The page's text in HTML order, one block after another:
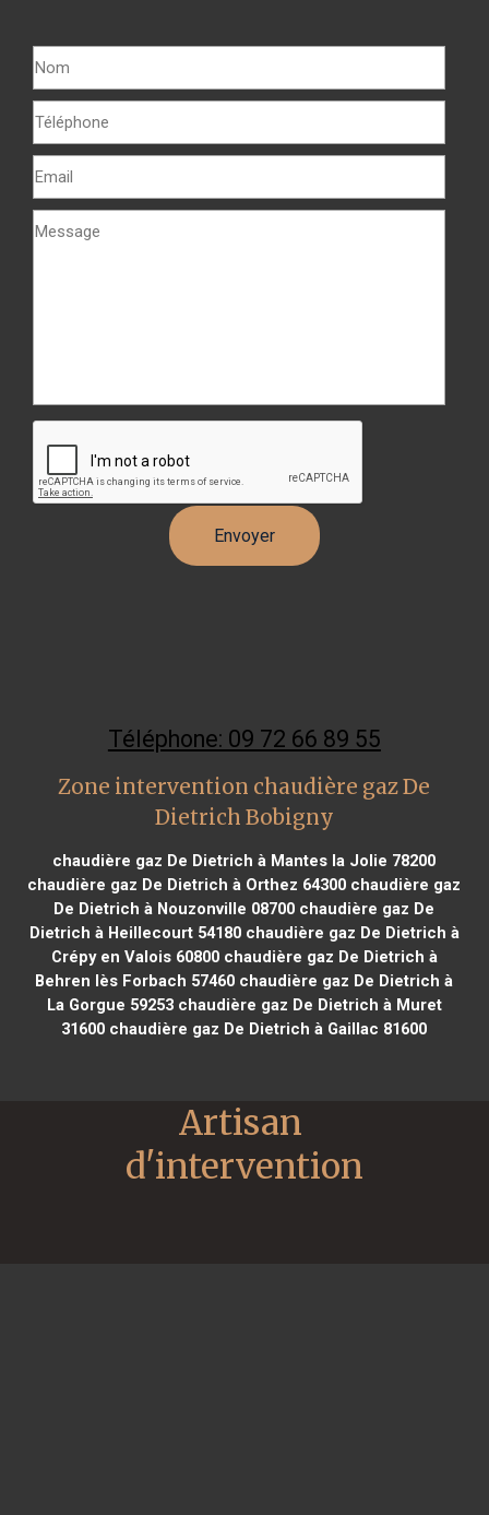
Téléphone: 09 72 66 89 55
Zone intervention chaudière gaz De
Dietrich Bobigny
chaudière gaz De Dietrich à Mantes la Jolie 78200
chaudière gaz De Dietrich à Orthez 64300 chaudière gaz
De Dietrich à Nouzonville 08700 chaudière gaz De
Dietrich à Heillecourt 54180chaudière gaz De Dietrich à
Crépy en Valois 60800chaudière gaz De Dietrich à
Behren lès Forbach 57460 chaudière gaz De Dietrich à
La Gorgue 59253chaudière gaz De Dietrich à Muret
31600 chaudière gaz De Dietrich à Gaillac 81600
Artisan
d'intervention